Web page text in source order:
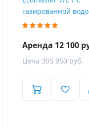
газированной
Аренда 12 100
Цена 305 950 руб.